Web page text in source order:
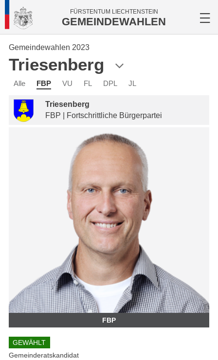
FÜRSTENTUM LIECHTENSTEIN
GEMEINDEWAHLEN
Gemeindewahlen 2023
Triesenberg
Alle FBP VU FL DPL JL
Triesenberg
FBP | Fortschrittliche Bürgerpartei
FBP
GEWÄHLT
Gemeinderatskandidat